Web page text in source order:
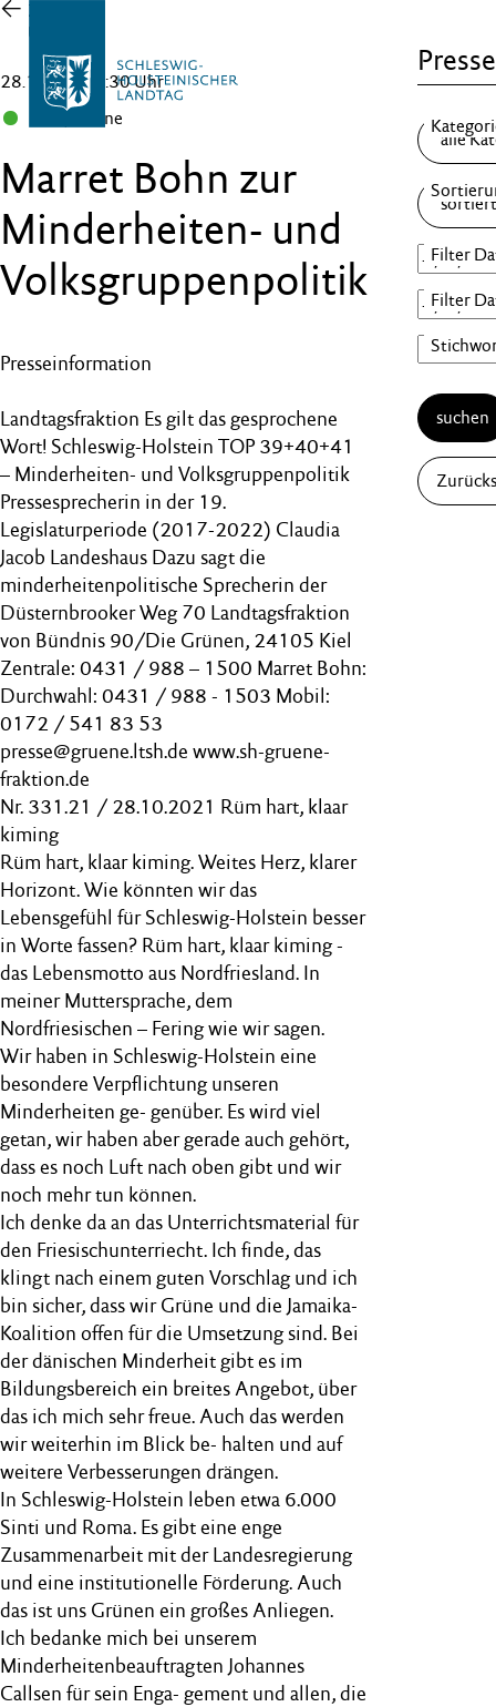
Zur
Übersicht
28.10.21 , 17:30 Uhr
B 90/Grüne
Marret Bohn zur
Minderheiten- und
Volksgruppenpolitik
Presseinformation
Landtagsfraktion Es gilt das gesprochene
Wort! Schleswig-Holstein TOP 39+40+41
– Minderheiten- und Volksgruppenpolitik
Pressesprecherin in der 19.
Legislaturperiode (2017-2022) Claudia
Jacob Landeshaus Dazu sagt die
minderheitenpolitische Sprecherin der
Düsternbrooker Weg 70 Landtagsfraktion
von Bündnis 90/Die Grünen, 24105 Kiel
Zentrale: 0431 / 988 – 1500 Marret Bohn:
Durchwahl: 0431 / 988 - 1503 Mobil:
0172 / 541 83 53
presse@gruene.ltsh.de www.sh-gruene-
fraktion.de
Nr. 331.21 / 28.10.2021 Rüm hart, klaar
kiming
Rüm hart, klaar kiming. Weites Herz, klarer
Horizont. Wie könnten wir das
Lebensgefühl für Schleswig-Holstein besser
in Worte fassen? Rüm hart, klaar kiming -
das Lebensmotto aus Nordfriesland. In
meiner Muttersprache, dem
Nordfriesischen – Fering wie wir sagen.
Wir haben in Schleswig-Holstein eine
besondere Verpflichtung unseren
Minderheiten ge- genüber. Es wird viel
getan, wir haben aber gerade auch gehört,
dass es noch Luft nach oben gibt und wir
noch mehr tun können.
Ich denke da an das Unterrichtsmaterial für
den Friesischunterriecht. Ich finde, das
klingt nach einem guten Vorschlag und ich
bin sicher, dass wir Grüne und die Jamaika-
Koalition offen für die Umsetzung sind. Bei
der dänischen Minderheit gibt es im
Bildungsbereich ein breites Angebot, über
das ich mich sehr freue. Auch das werden
wir weiterhin im Blick be- halten und auf
weitere Verbesserungen drängen.
In Schleswig-Holstein leben etwa 6.000
Sinti und Roma. Es gibt eine enge
Zusammenarbeit mit der Landesregierung
und eine institutionelle Förderung. Auch
das ist uns Grünen ein großes Anliegen.
Ich bedanke mich bei unserem
Minderheitenbeauftragten Johannes
Callsen für sein Enga- gement und allen, die
suchen